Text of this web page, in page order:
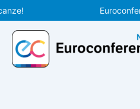
Vai
al
contenuto